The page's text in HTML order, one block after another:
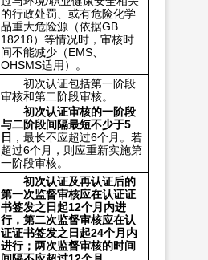
的行政处罚、或有危险化学
品重大危险源（依据GB
18218）等情况时，审核时
间不能减少（EMS、
OHSMS适用）。
初次认证包括第一阶段
审核和第二阶段审核。
初次认证审核的一阶段
与二阶段间隔最短不少于5
日 ，最长不应超过6个月。若
超过6个月，则应重新实施第
一阶段审核。
初次认证及再认证后的
第一次监督审核应在认证证
书签发之日起12个月内进
行，第二次监督审核应在认
证证书签发之日起24个月内
进行；两次监督审核的时间